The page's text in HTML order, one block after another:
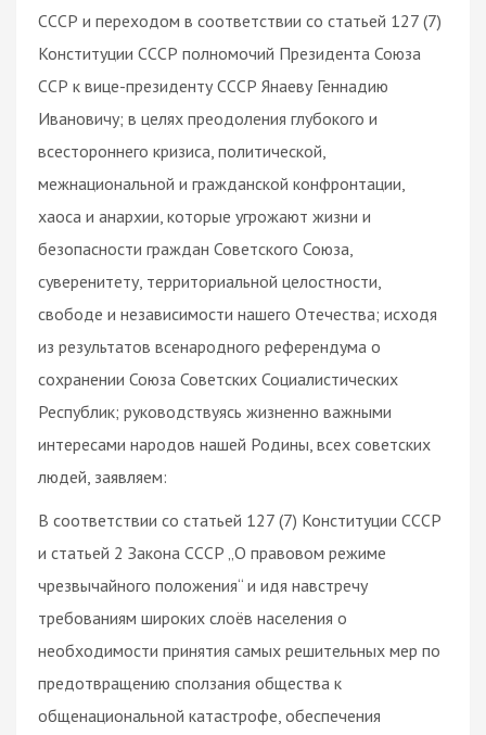
СССР и переходом в соответствии со статьей 127 (7)
Конституции СССР полномочий Президента Союза
ССР к вице-президенту СССР Янаеву Геннадию
Ивановичу; в целях преодоления глубокого и
всестороннего кризиса, политической,
межнациональной и гражданской конфронтации,
хаоса и анархии, которые угрожают жизни и
безопасности граждан Советского Союза,
суверенитету, территориальной целостности,
свободе и независимости нашего Отечества; исходя
из результатов всенародного референдума о
сохранении Союза Советских Социалистических
Республик; руководствуясь жизненно важными
интересами народов нашей Родины, всех советских
людей, заявляем:
В соответствии со статьей 127 (7) Конституции СССР
и статьей 2 Закона СССР „О правовом режиме
чрезвычайного положения“ и идя навстречу
требованиям широких слоёв населения о
необходимости принятия самых решительных мер по
предотвращению сползания общества к
общенациональной катастрофе, обеспечения